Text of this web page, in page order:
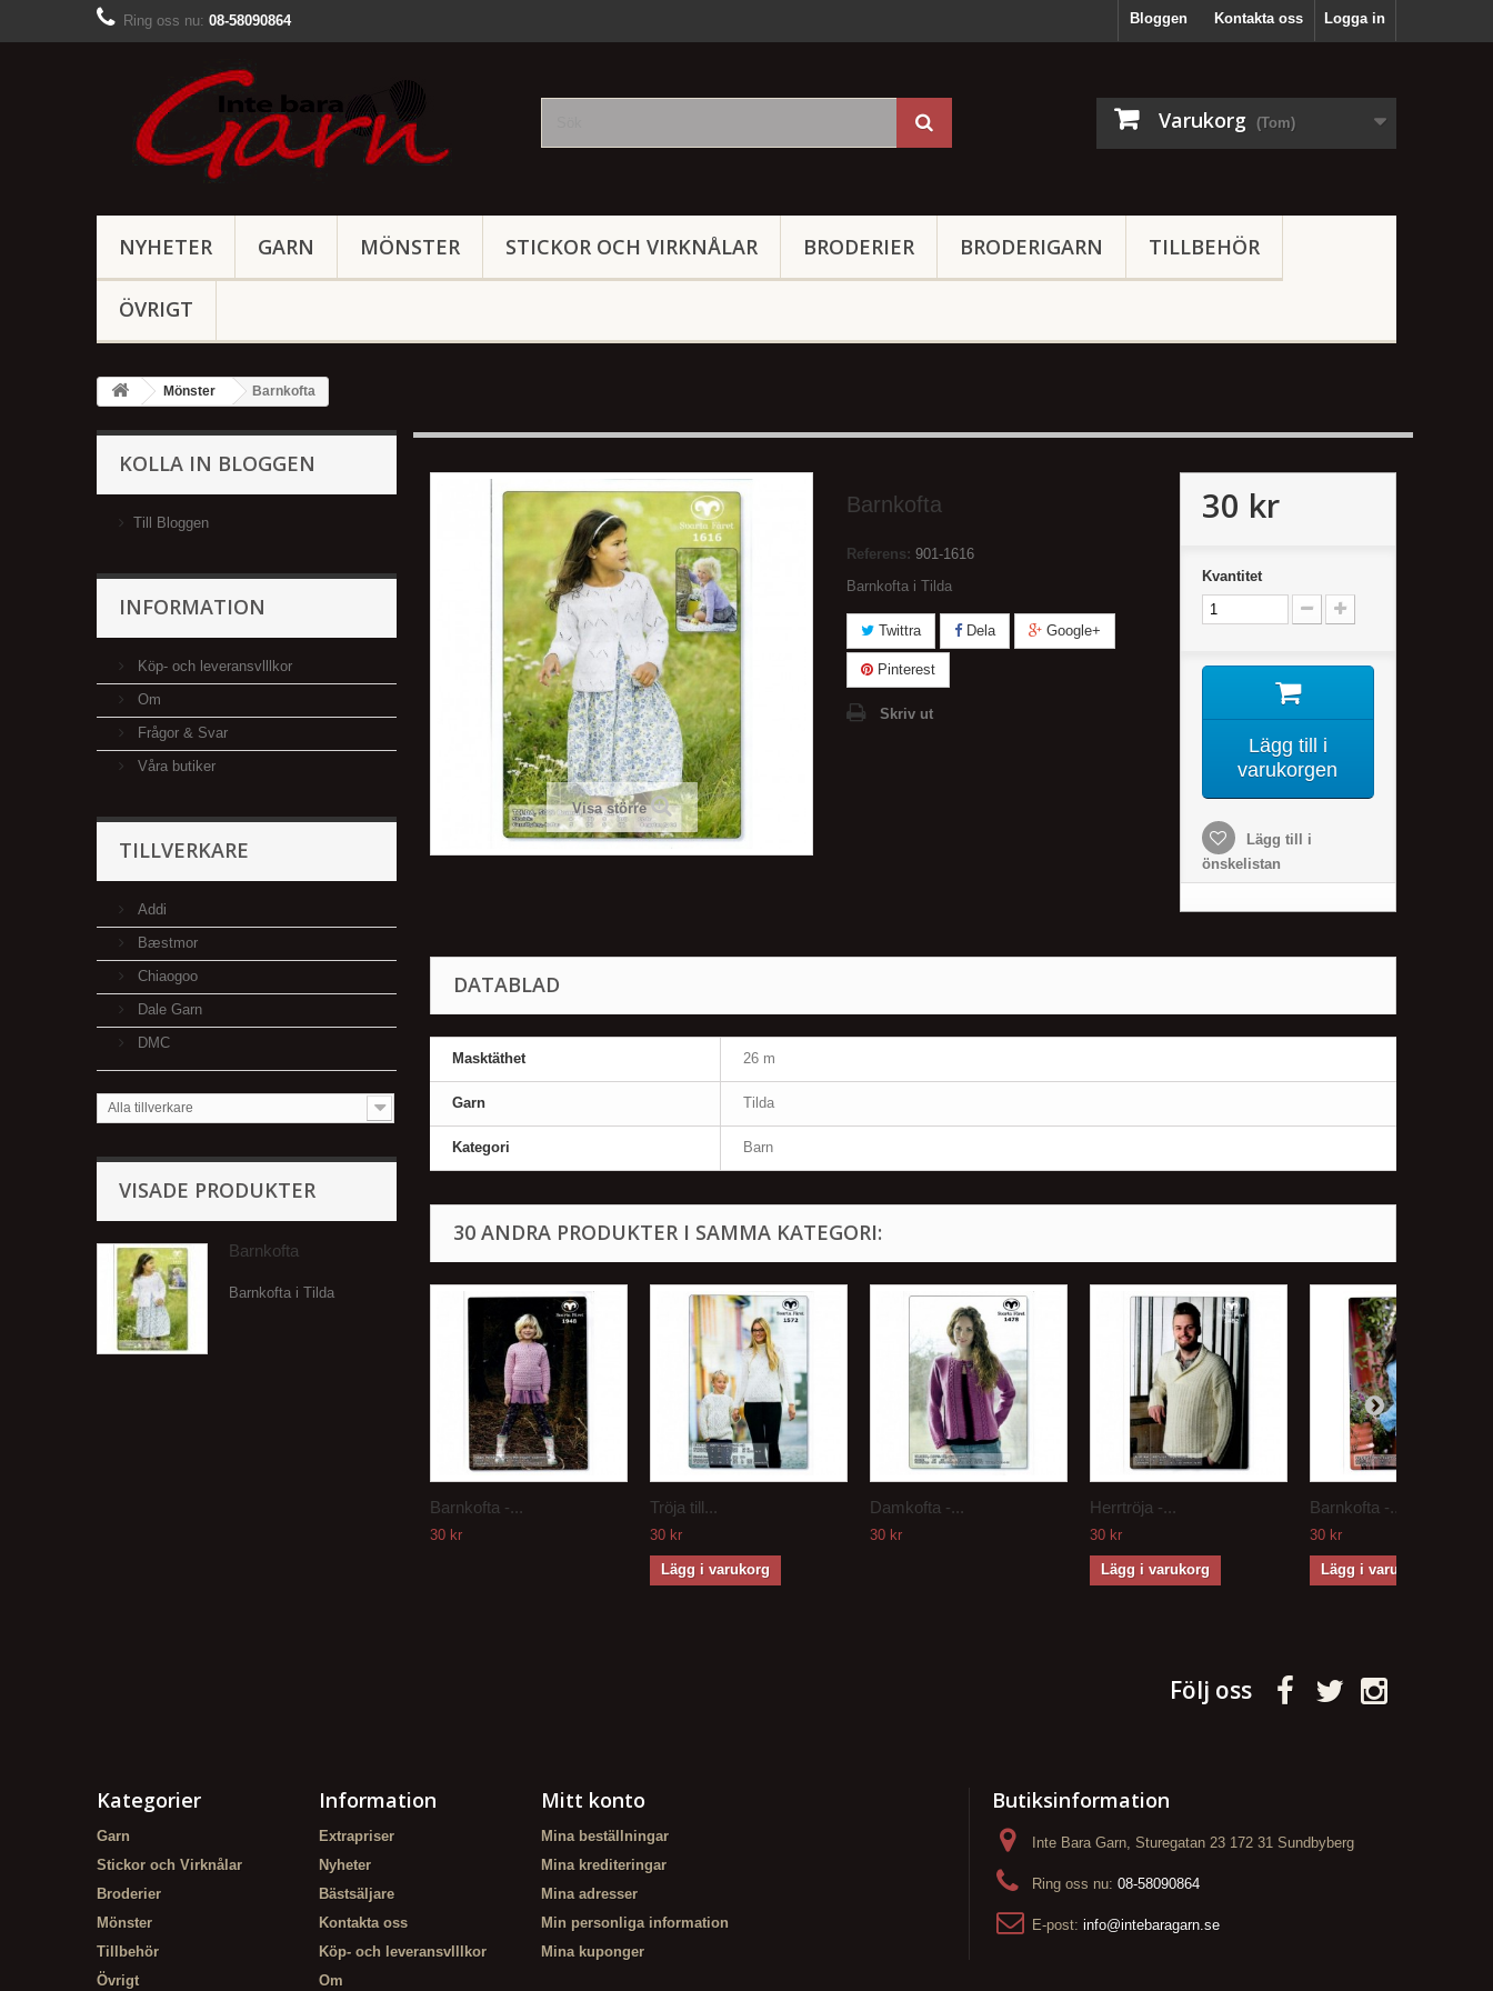
Logga in
Bloggen Kontakta oss
Ring oss nu: 08-58090864
Varukorg (Tom)
NYHETER GARN MÖNSTER STICKOR OCH VIRKNÅLAR BRODERIER BRODERIGARN TILLBEHÖR
ÖVRIGT
Mönster Barnkofta
KOLLA IN BLOGGEN
Till Bloggen
INFORMATION
Köp- och leveransvlllkor
Om
Frågor & Svar
Våra butiker
TILLVERKARE
Addi
Bæstmor
Chiaogoo
Dale Garn
DMC
Alla tillverkare
VISADE PRODUKTER
Barnkofta
Barnkofta i Tilda
Visa större
Barnkofta
Referens: 901-1616
Barnkofta i Tilda
Twittra Dela Google+
Pinterest
Skriv ut
30 kr
Kvantitet
Lägg till i
varukorgen
Lägg till i
önskelistan
DATABLAD
Masktäthet 26 m
Garn Tilda
Kategori Barn
30 ANDRA PRODUKTER I SAMMA KATEGORI:
Barnkofta -...
30 kr
Tröja till...
30 kr
Lägg i varukorg
Damkofta -...
30 kr
Herrtröja -...
30 kr
Lägg i varukorg
Barnkofta -...
30 kr
Lägg i varukorg
Följ oss
Kategorier
Garn
Stickor och Virknålar
Broderier
Mönster
Tillbehör
Övrigt
Information
Extrapriser
Nyheter
Bästsäljare
Kontakta oss
Köp- och leveransvlllkor
Om
Mitt konto
Mina beställningar
Mina krediteringar
Mina adresser
Min personliga information
Mina kuponger
Butiksinformation
Inte Bara Garn, Sturegatan 23 172 31 Sundbyberg
Ring oss nu: 08-58090864
E-post: info@intebaragarn.se